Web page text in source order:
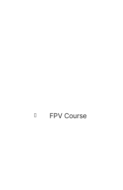
FPV Course